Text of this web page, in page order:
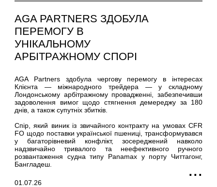
AGA PARTNERS ЗДОБУЛА
ПЕРЕМОГУ В
УНІКАЛЬНОМУ
АРБІТРАЖНОМУ СПОРІ
AGA Partners здобула чергову перемогу в інтересах
Клієнта — міжнародного трейдера — у складному
Лондонському арбітражному провадженні, забезпечивши
задоволення вимог щодо стягнення демереджу за 180
днів, а також супутніх збитків.
Спір, який виник із звичайного контракту на умовах CFR
FO щодо поставки української пшениці, трансформувався
у багаторівневий конфлікт, зосереджений навколо
надзвичайно тривалого та неефективного ручного
розвантаження судна типу Panamax у порту Читтагонг,
Бангладеш.
01.07.26